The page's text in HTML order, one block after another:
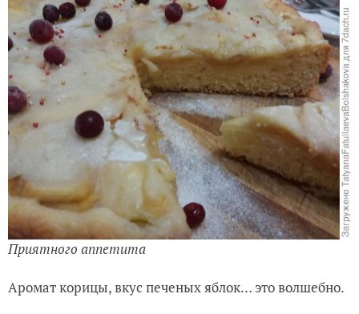
Приятного аппетита
Аромат корицы, вкус печеных яблок… это волшебно.